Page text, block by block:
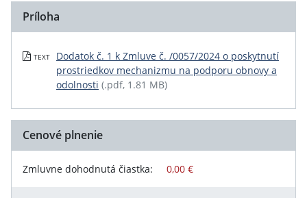
Príloha
TEXT
Dodatok č. 1 k Zmluve č. /0057/2024 o poskytnutí
prostriedkov mechanizmu na podporu obnovy a
odolnosti (.pdf, 1.81 MB)
Cenové plnenie
Zmluvne dohodnutá čiastka: 0,00 €